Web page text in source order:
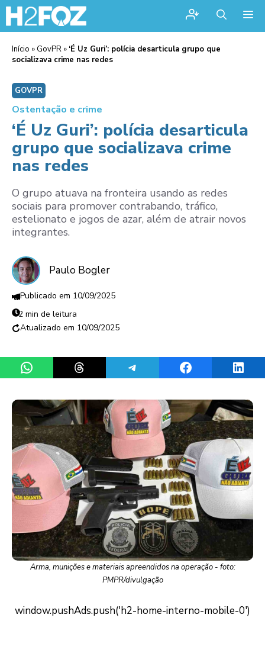
Início » GovPR » ‘É Uz Guri’: polícia desarticula grupo que
socializava crime nas redes
GOVPR
Ostentação e crime
‘É Uz Guri’: polícia desarticula
grupo que socializava crime
nas redes
O grupo atuava na fronteira usando as redes
sociais para promover contrabando, tráfico,
estelionato e jogos de azar, além de atrair novos
integrantes.
Paulo Bogler
10/09/2025
2 min de leitura
10/09/2025
Share on WhatsAppShare on ThreadsShare on TelegramShare on Facebook
Arma, munições e materiais apreendidos na operação - foto:
PMPR/divulgação